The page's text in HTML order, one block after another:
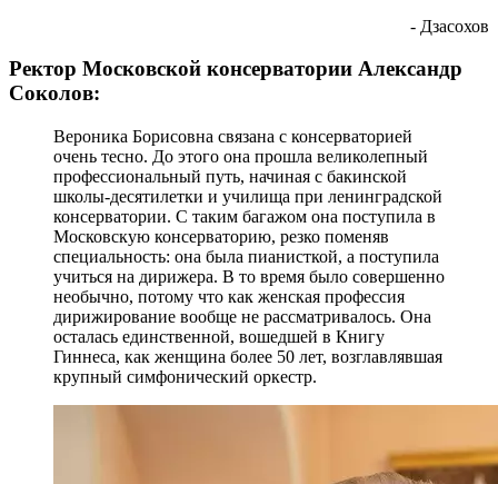
- Дзасохов
Ректор Московской консерватории Александр
Соколов:
Вероника Борисовна связана с консерваторией
очень тесно. До этого она прошла великолепный
профессиональный путь, начиная с бакинской
школы-десятилетки и училища при ленинградской
консерватории. С таким багажом она поступила в
Московскую консерваторию, резко поменяв
специальность: она была пианисткой, а поступила
учиться на дирижера. В то время было совершенно
необычно, потому что как женская профессия
дирижирование вообще не рассматривалось. Она
осталась единственной, вошедшей в Книгу
Гиннеса, как женщина более 50 лет, возглавлявшая
крупный симфонический оркестр.